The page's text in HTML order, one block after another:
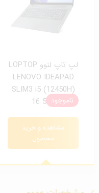
لپ تاپ لنوو LOPTOP
LENOVO IDEAPAD
SLIM3 i5 (12450H)
16 512ناموجود
مشاهده و خرید
محصول